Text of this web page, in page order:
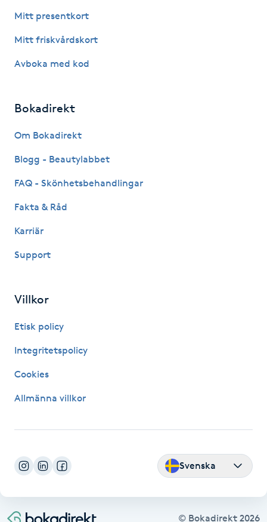
Hårförlängning
Hälsprickor
Idrottsmassage
Japansk massage
K
K18
Kemisk peeling
Mitt presentkort
Mitt friskvårdskort
Avboka med kod
Bokadirekt
Om Bokadirekt
Blogg - Beautylabbet
FAQ - Skönhetsbehandlingar
Fakta & Råd
Karriär
Support
Villkor
Etisk policy
Integritetspolicy
Cookies
Allmänna villkor
Svenska
© Bokadirekt 2026